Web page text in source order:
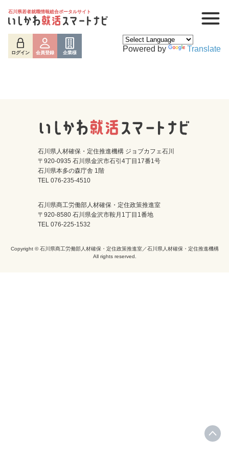
石川県若者就職情報総合ポータルサイト
ログイン 会員登録 企業様 Powered by Translate
ログイン
石川県人材確保・定住推進機構 ジョブカフェ石川
〒920-0935 石川県金沢市石引4丁目17番1号
石川県本多の森庁舎 1階
TEL 076-235-4510
石川県商工労働部人材確保・定住政策推進室
〒920-8580 石川県金沢市鞍月1丁目1番地
TEL 076-225-1532
Copyright © 石川県商工労働部人材確保・定住政策推進室／石川県人材確保・定住推進機構
All rights reserved.